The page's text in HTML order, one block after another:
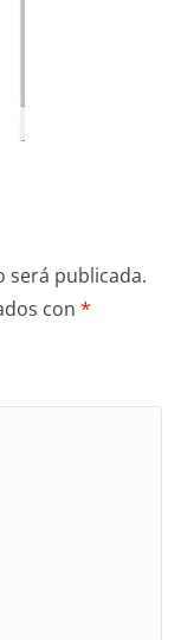
será publicada.
con *